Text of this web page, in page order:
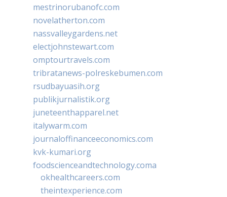
mestrinorubanofc.com
novelatherton.com
nassvalleygardens.net
electjohnstewart.com
omptourtravels.com
tribratanews-polreskebumen.com
rsudbayuasih.org
publikjurnalistik.org
juneteenthapparel.net
italywarm.com
journaloffinanceeconomics.com
kvk-kumari.org
foodscienceandtechnology.coma
okhealthcareers.com
theintexperience.com